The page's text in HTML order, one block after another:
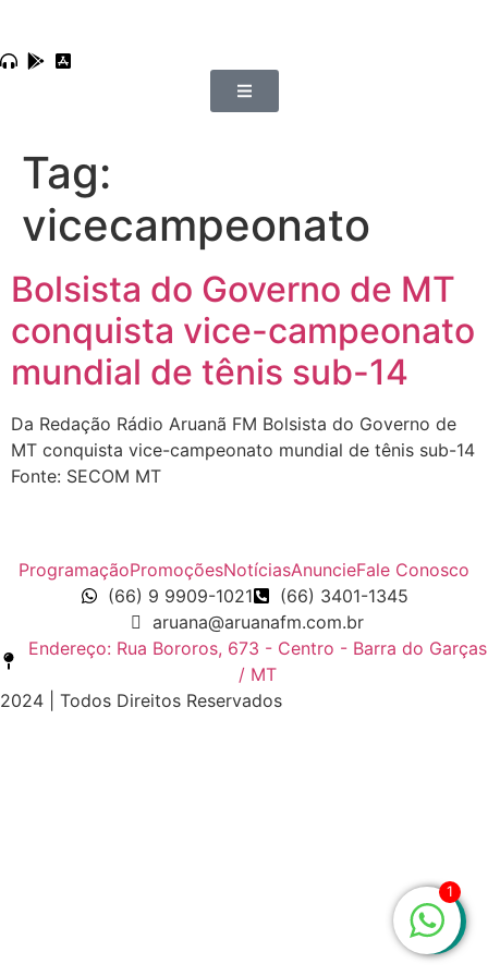
Tag:
vicecampeonato
Bolsista do Governo de MT
conquista vice-campeonato
mundial de tênis sub-14
Da Redação Rádio Aruanã FM Bolsista do Governo de
MT conquista vice-campeonato mundial de tênis sub-14
Fonte: SECOM MT
ProgramaçãoPromoçõesNotíciasAnuncieFale Conosco
(66) 9 9909-1021
(66) 3401-1345
aruana@aruanafm.com.br
Endereço: Rua Bororos, 673 - Centro - Barra do Garças
/ MT
2024 | Todos Direitos Reservados
1